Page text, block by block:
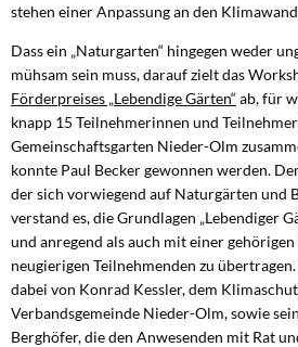
stehen einer Anpassung an den
Dass ein „Naturgarten“ hingegen weder
mühsam sein muss, darauf zielt das
Förderpreises „Lebendige Gärten“ ab, für
knapp 15 Teilnehmerinnen und
Gemeinschaftsgarten Nieder-Olm
konnte Paul Becker gewonnen werden.
der sich vorwiegend auf Naturgärten und
verstand es, die Grundlagen „Lebendiger
und anregend als auch mit einer
neugierigen Teilnehmenden zu
dabei von Konrad Kessler, dem
Verbandsgemeinde Nieder-Olm, sowie
Berghöfer, die den Anwesenden mit Rat